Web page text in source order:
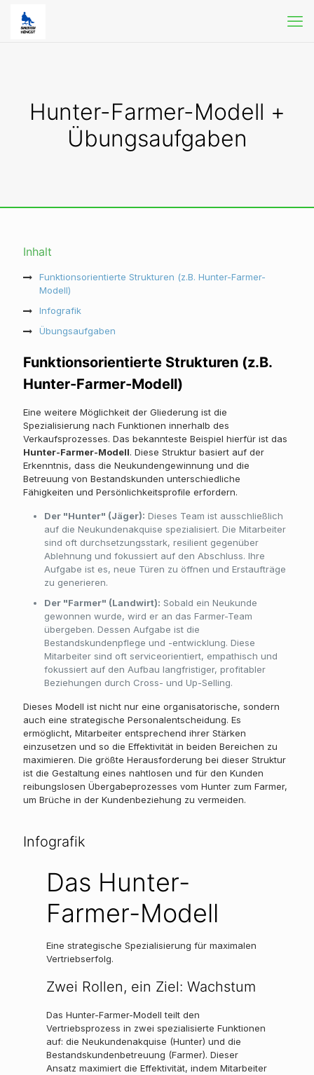
Hunter-Farmer-Modell +
Übungsaufgaben
Inhalt
Funktionsorientierte Strukturen (z.B. Hunter-Farmer-
Modell)
Infografik
Übungsaufgaben
Funktionsorientierte Strukturen (z.B.
Hunter-Farmer-Modell)
Eine weitere Möglichkeit der Gliederung ist die
Spezialisierung nach Funktionen innerhalb des
Verkaufsprozesses. Das bekannteste Beispiel hierfür ist das
Hunter-Farmer-Modell. Diese Struktur basiert auf der
Erkenntnis, dass die Neukundengewinnung und die
Betreuung von Bestandskunden unterschiedliche
Fähigkeiten und Persönlichkeitsprofile erfordern.
Der "Hunter" (Jäger): Dieses Team ist ausschließlich
auf die Neukundenakquise spezialisiert. Die Mitarbeiter
sind oft durchsetzungsstark, resilient gegenüber
Ablehnung und fokussiert auf den Abschluss. Ihre
Aufgabe ist es, neue Türen zu öffnen und Erstaufträge
zu generieren.
Der "Farmer" (Landwirt): Sobald ein Neukunde
gewonnen wurde, wird er an das Farmer-Team
übergeben. Dessen Aufgabe ist die
Bestandskundenpflege und -entwicklung. Diese
Mitarbeiter sind oft serviceorientiert, empathisch und
fokussiert auf den Aufbau langfristiger, profitabler
Beziehungen durch Cross- und Up-Selling.
Dieses Modell ist nicht nur eine organisatorische, sondern
auch eine strategische Personalentscheidung. Es
ermöglicht, Mitarbeiter entsprechend ihrer Stärken
einzusetzen und so die Effektivität in beiden Bereichen zu
maximieren. Die größte Herausforderung bei dieser Struktur
ist die Gestaltung eines nahtlosen und für den Kunden
reibungslosen Übergabeprozesses vom Hunter zum Farmer,
um Brüche in der Kundenbeziehung zu vermeiden.
Infografik
Das Hunter-
Farmer-Modell
Eine strategische Spezialisierung für maximalen
Vertriebserfolg.
Zwei Rollen, ein Ziel: Wachstum
Das Hunter-Farmer-Modell teilt den
Vertriebsprozess in zwei spezialisierte Funktionen
auf: die Neukundenakquise (Hunter) und die
Bestandskundenbetreuung (Farmer). Dieser
Ansatz maximiert die Effektivität, indem Mitarbeiter